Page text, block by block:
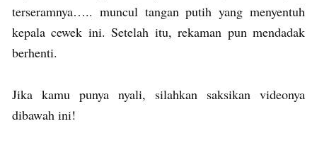
terseramnya….. muncul tangan putih yang menyentuh
kepala cewek ini. Setelah itu, rekaman pun mendadak
berhenti.
Jika kamu punya nyali, silahkan saksikan videonya
dibawah ini!